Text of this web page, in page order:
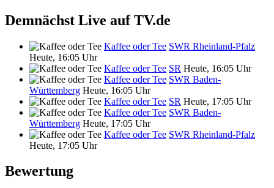
Demnächst Live auf TV.de
Kaffee oder Tee SWR Rheinland-Pfalz
Heute, 16:05 Uhr
Kaffee oder Tee SR Heute, 16:05 Uhr
Kaffee oder Tee SWR Baden-
Württemberg Heute, 16:05 Uhr
Kaffee oder Tee SR Heute, 17:05 Uhr
Kaffee oder Tee SWR Baden-
Württemberg Heute, 17:05 Uhr
Kaffee oder Tee SWR Rheinland-Pfalz
Heute, 17:05 Uhr
Bewertung